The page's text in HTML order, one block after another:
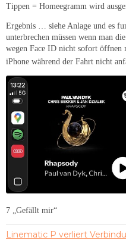
Tippen = Homeegramm wird
Ergebnis … siehe Anlage und es
unterbrechen müssen wenn man
wegen Face ID nicht sofort öffnen
iPhone während der Fahrt nicht
7 „Gefällt mir“
Linematic P verliert